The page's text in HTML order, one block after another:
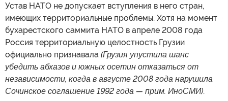
Устав НАТО не допускает вступления в него стран,
имеющих территориальные проблемы. Хотя на момент
бухарестского саммита НАТО в апреле 2008 года
Россия территориальную целостность Грузии
официально признавала (Грузия упустила шанс
убедить абхазов и южных осетин отказаться от
независимости, когда в августе 2008 года нарушила
Сочинское соглашение 1992 года — прим. ИноСМИ).